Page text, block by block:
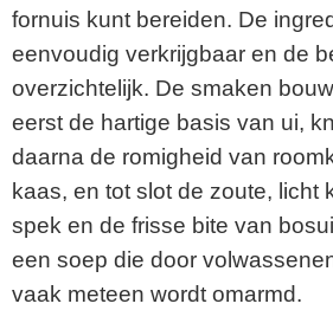
fornuis kunt bereiden. De
eenvoudig verkrijgbaar en de
overzichtelijk. De smaken
eerst de hartige basis van ui,
daarna de romigheid van
kaas, en tot slot de zoute, licht
spek en de frisse bite van
een soep die door
vaak meteen wordt omarmd.